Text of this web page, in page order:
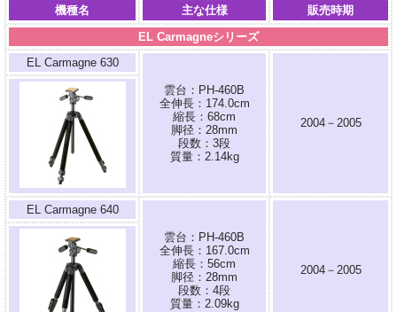
機種名 主な仕様
販売時期
EL Carmagneシリーズ
EL Carmagne 630
雲台：PH-460B
全伸長：174.0cm
縮長：68cm
脚径：28mm
段数：3段
質量：2.14kg
2004－2005
EL Carmagne 640
雲台：PH-460B
全伸長：167.0cm
縮長：56cm
脚径：28mm
段数：4段
質量：2.09kg
2004－2005